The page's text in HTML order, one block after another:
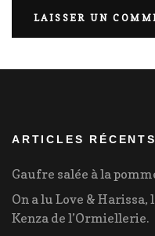
ARTICLES RÉCENTS
Gaufre salée à la
On a lu Love &
Kenza de l’Ormiellerie.